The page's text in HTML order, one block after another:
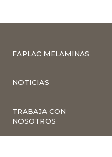
FAPLAC MELAMINAS
NOTICIAS
TRABAJA CON
NOSOTROS